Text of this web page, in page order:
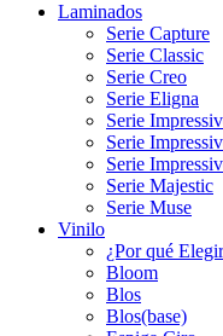
Laminados
Serie Capture
Serie Classic
Serie Creo
Serie Eligna
Serie
Serie
Serie
Serie Majestic
Serie Muse
Vinilo
¿Por qué
Bloom
Blos
Blos(base)